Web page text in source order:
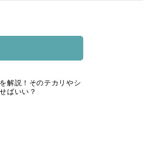
解説！そのテカリやシ
ばいい？